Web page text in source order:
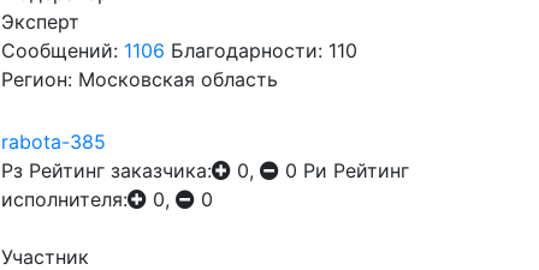
Эксперт
Сообщений: 1106 Благодарности: 110
Регион: Московская область
rabota-385
Рз Рейтинг заказчика: 0, 0 Ри Рейтинг
исполнителя:
0, 0
Участник